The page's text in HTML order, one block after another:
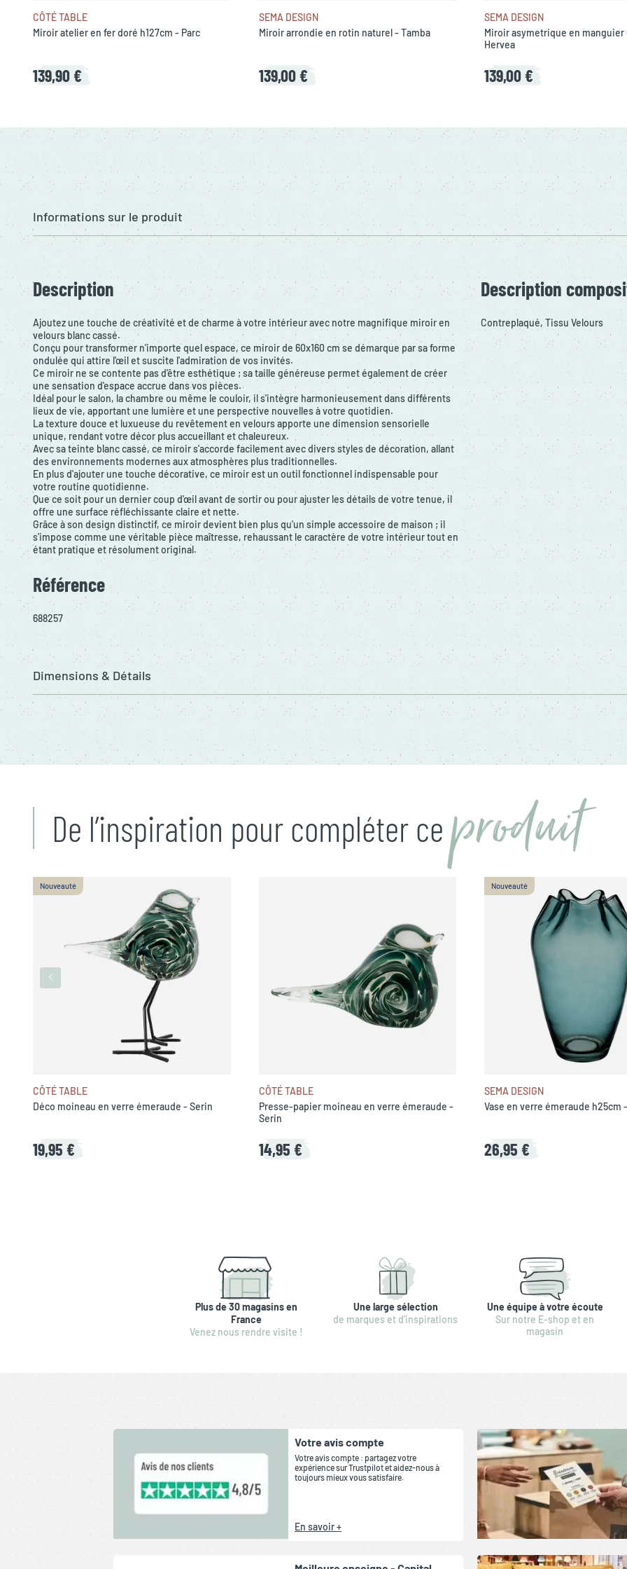
CÔTÉ TABLE
Miroir atelier en fer doré h127cm - Parc
139,90 €
SEMA DESIGN
Miroir arrondie en rotin naturel - Tamba
139,00 €
SEMA DESIGN
Miroir asymetrique en manguier
Hervea
139,00 €
Informations sur le produit
Description
Ajoutez une touche de créativité et de charme à votre intérieur avec notre magnifique miroir en
velours blanc cassé.
Conçu pour transformer n'importe quel espace, ce miroir de 60x160 cm se démarque par sa forme
ondulée qui attire l'œil et suscite l'admiration de vos invités.
Ce miroir ne se contente pas d'être esthétique ; sa taille généreuse permet également de créer
une sensation d'espace accrue dans vos pièces.
Idéal pour le salon, la chambre ou même le couloir, il s'intègre harmonieusement dans différents
lieux de vie, apportant une lumière et une perspective nouvelles à votre quotidien.
La texture douce et luxueuse du revêtement en velours apporte une dimension sensorielle
unique, rendant votre décor plus accueillant et chaleureux.
Avec sa teinte blanc cassé, ce miroir s'accorde facilement avec divers styles de décoration, allant
des environnements modernes aux atmosphères plus traditionnelles.
En plus d'ajouter une touche décorative, ce miroir est un outil fonctionnel indispensable pour
votre routine quotidienne.
Que ce soit pour un dernier coup d'œil avant de sortir ou pour ajuster les détails de votre tenue, il
offre une surface réfléchissante claire et nette.
Grâce à son design distinctif, ce miroir devient bien plus qu'un simple accessoire de maison ; il
s'impose comme une véritable pièce maîtresse, rehaussant le caractère de votre intérieur tout en
étant pratique et résolument original.
Description
Contreplaqué, Tissu Velours
Référence
688257
Dimensions & Détails
De l’inspiration pour compléter ce produit
Nouveauté
CÔTÉ TABLE
Déco moineau en verre émeraude - Serin
19,95 €
CÔTÉ TABLE
Presse-papier moineau en verre émeraude -
Serin
14,95 €
Nouveauté
SEMA DESIGN
Vase en verre émeraude h25cm
26,95 €
Plus de 30 magasins en
France
Venez nous rendre visite !
Une large sélection
de marques et d'inspirations
Une équipe à votre écoute
Sur notre E-shop et en
magasin
Votre avis compte
Votre avis compte : partagez votre
expérience sur Trustpilot et aidez-nous à
toujours mieux vous satisfaire.
En savoir +